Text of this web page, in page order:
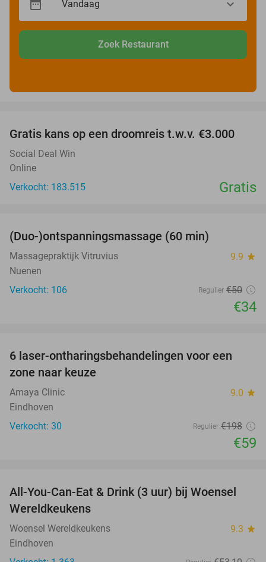
Zoek Restaurant
Gratis kans op een droomreis t.w.v. €3.000
Social Deal Win
Online
Verkocht: 183.515
Gratis
(Duo-)ontspanningsmassage (60 min)
Massagepraktijk Vitruvius 9.9 star
Nuenen
Verkocht: 106
Regulier €50
€34
70%
6 laser-ontharingsbehandelingen voor een
zone naar keuze
Amaya Clinic 9.0 star
Eindhoven
Verkocht: 30
Regulier €198
€59
15%
All-You-Can-Eat & Drink (3 uur) bij Woensel
Wereldkeukens
Woensel Wereldkeukens 9.3 star
Eindhoven